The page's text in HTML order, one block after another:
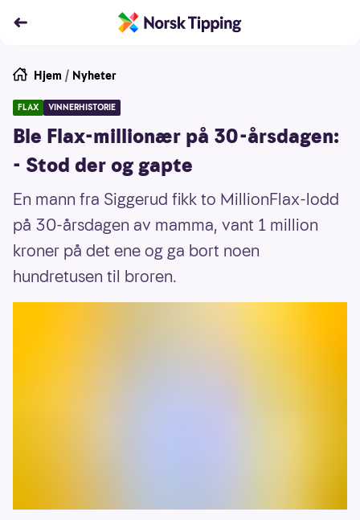
Hjem / Nyheter
FLAX VINNERHISTORIE
Ble Flax-millionær på 30-årsdagen:
- Stod der og gapte
En mann fra Siggerud fikk to MillionFlax-lodd
på 30-årsdagen av mamma, vant 1 million
kroner på det ene og ga bort noen
hundretusen til broren.